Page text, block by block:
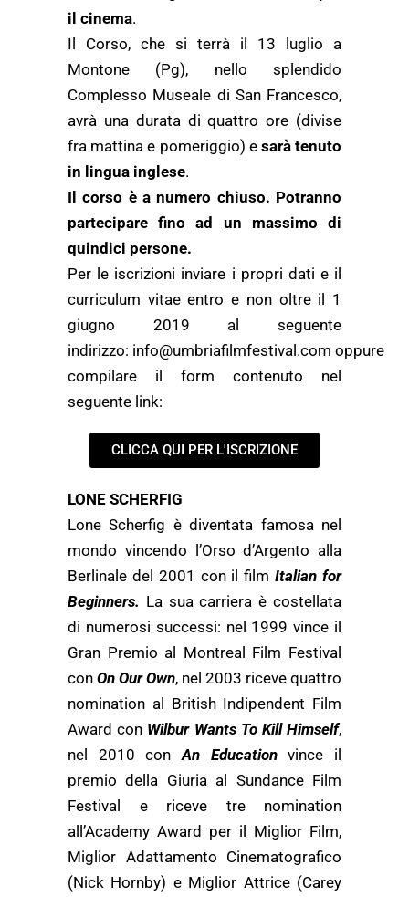
il cinema.
Il Corso, che si terrà il 13 luglio a
Montone (Pg), nello splendido
Complesso Museale di San Francesco,
avrà una durata di quattro ore (divise
fra mattina e pomeriggio) e sarà tenuto
in lingua inglese.
Il corso è a numero chiuso. Potranno
partecipare fino ad un massimo di
quindici persone.
Per le iscrizioni inviare i propri dati e il
curriculum vitae entro e non oltre il 1
giugno 2019 al seguente
indirizzo: info@umbriafilmfestival.com oppure
compilare il form contenuto nel
seguente link:
CLICCA QUI PER L'ISCRIZIONE
LONE SCHERFIG
Lone Scherfig è diventata famosa nel
mondo vincendo l’Orso d’Argento alla
Berlinale del 2001 con il filmItalian for
Beginners. La sua carriera è costellata
di numerosi successi: nel 1999 vince il
Gran Premio al Montreal Film Festival
con On Our Own, nel 2003 riceve quattro
nomination al British Indipendent Film
Award con Wilbur Wants To Kill Himself,
nel 2010 conAn Educationvince il
premio della Giuria al Sundance Film
Festival e riceve tre nomination
all’Academy Award per il Miglior Film,
Miglior Adattamento Cinematografico
(Nick Hornby) e Miglior Attrice (Carey